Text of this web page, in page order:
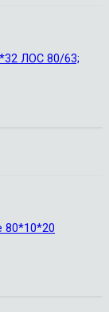
ЛОС 80/63;
80*10*20